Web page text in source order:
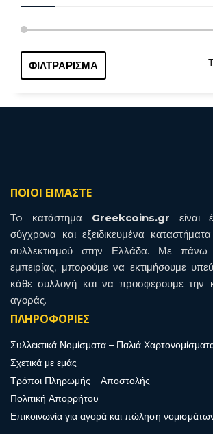
ΦΙΛΤΡΆΡΙΣΜΑ
ΠΟΙΟΙ ΕΙΜΑΣΤΕ
To κατάστημα Greekcoins.gr είναι
σύγχρονα και εξειδικευμένα
συλλεκτισμού στην Ελλάδα. Με
εμπειρίας, μπορούμε να εκτιμήσουμε
κάθε συλλογή και να προσφέρουμε την
αγοράς.
ΠΛΗΡΟΦΟΡΙΕΣ
Συλλεκτικά Νομίσματα – Παλιά
Σχετικά με εμάς
Τρόποι Πληρωμής – Αποστολής
Πολιτική Απορρήτου
Επικοινωνία για αγορά και πώληση